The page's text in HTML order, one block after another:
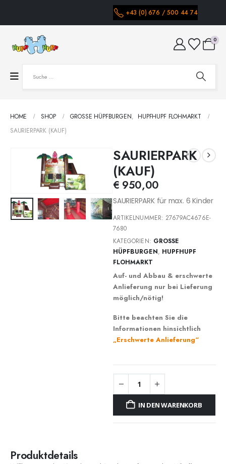
+43 (0) 676 / 500 44 74
0
HOME SHOP GROSSE HÜPFBURGEN , HUPFHUPF FLOHMARKT
SAURIERPARK (KAUF)
SAURIERPARK
(KAUF)
€ 950,00
SAURIERPARK für max. 6 Kinder
ARTIKELNUMMER: 27679AC4676E-
7680
KATEGORIEN: GROSSE H
ÜPFBURGEN
, HUPFHUPF
FLOHMARKT
Auf- und Abbau & erschwerte
Anlieferung nur bei Lieferung
möglich/nötig!
Bitte beachten Sie die
Informationen hinsichtlich
„Erschwerte Anlieferung“
IN DEN WARENKORB
Produktdetails